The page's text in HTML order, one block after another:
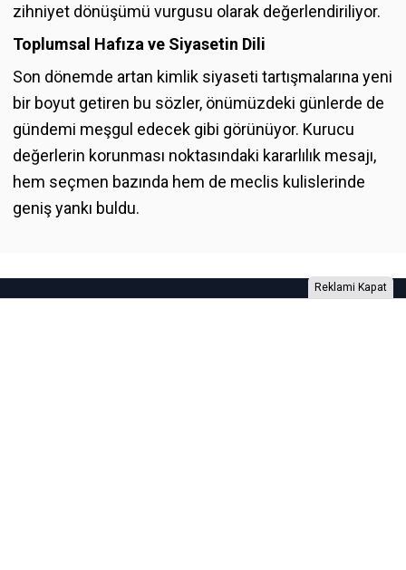
zihniyet dönüşümü vurgusu olarak değerlendiriliyor.
Toplumsal Hafıza ve Siyasetin Dili
Son dönemde artan kimlik siyaseti tartışmalarına yeni
bir boyut getiren bu sözler, önümüzdeki günlerde de
gündemi meşgul edecek gibi görünüyor. Kurucu
değerlerin korunması noktasındaki kararlılık mesajı,
hem seçmen bazında hem de meclis kulislerinde
geniş yankı buldu.
Reklami Kapat